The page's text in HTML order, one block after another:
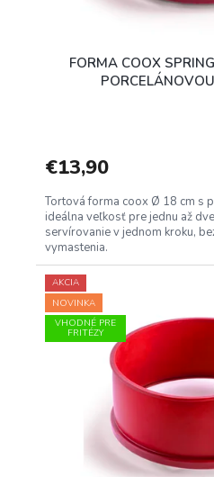
FORMA COOX
€13,90
Tortová forma coox Ø 18 cm s
ideálna veľkosť pre jednu až
servírovanie v jednom kroku,
vymastenia.
AKCIA
NOVINKA
VHODNÉ PRE
FRITÉZY